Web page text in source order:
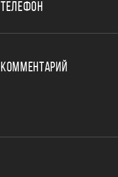
ТЕЛЕФОН
КОММЕНТАРИЙ